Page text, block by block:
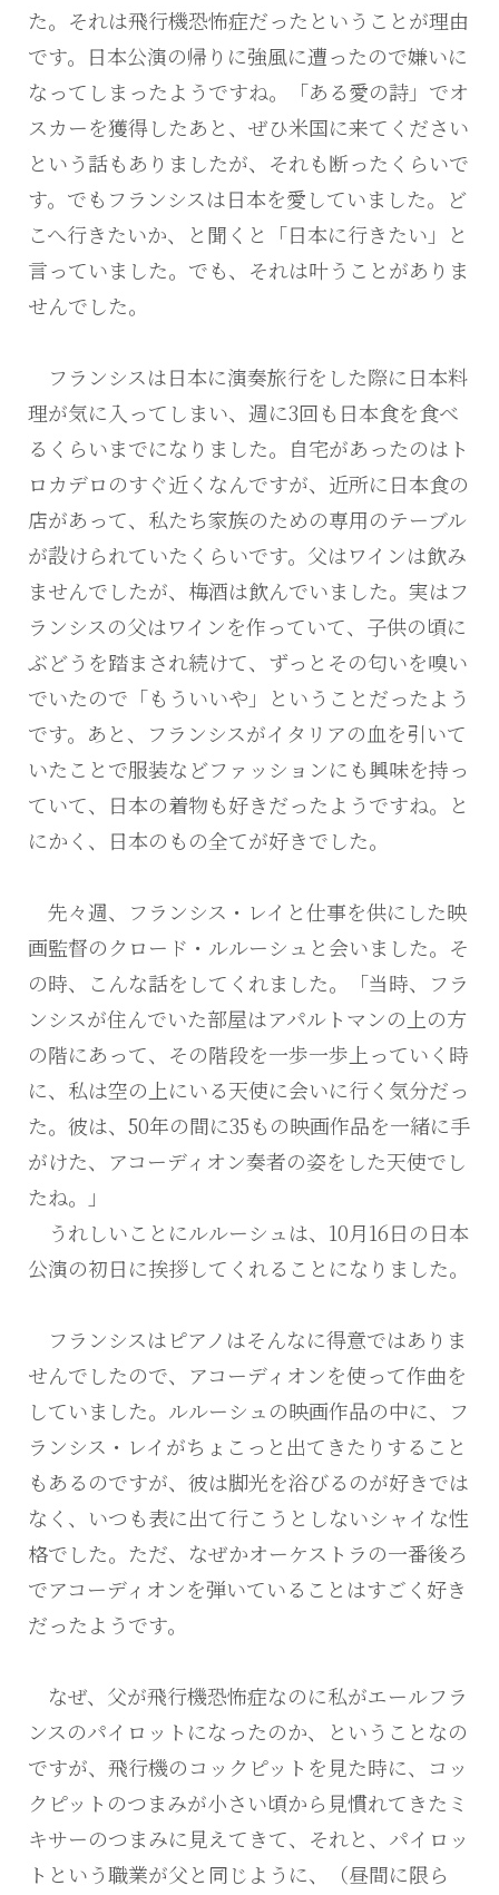
た。それは飛行機恐怖症だったということが理由
です。日本公演の帰りに強風に遭ったので嫌いに
なってしまったようですね。「ある愛の詩」でオ
スカーを獲得したあと、ぜひ米国に来てください
という話もありましたが、それも断ったくらいで
す。でもフランシスは日本を愛していました。ど
こへ行きたいか、と聞くと「日本に行きたい」と
言っていました。でも、それは叶うことがありま
せんでした。
フランシスは日本に演奏旅行をした際に日本料
理が気に入ってしまい、週に3回も日本食を食べ
るくらいまでになりました。自宅があったのはト
ロカデロのすぐ近くなんですが、近所に日本食の
店があって、私たち家族のための専用のテーブル
が設けられていたくらいです。父はワインは飲み
ませんでしたが、梅酒は飲んでいました。実はフ
ランシスの父はワインを作っていて、子供の頃に
ぶどうを踏まされ続けて、ずっとその匂いを嗅い
でいたので「もういいや」ということだったよう
です。あと、フランシスがイタリアの血を引いて
いたことで服装などファッションにも興味を持っ
ていて、日本の着物も好きだったようですね。と
にかく、日本のもの全てが好きでした。
先々週、フランシス・レイと仕事を供にした映
画監督のクロード・ルルーシュと会いました。そ
の時、こんな話をしてくれました。「当時、フラ
ンシスが住んでいた部屋はアパルトマンの上の方
の階にあって、その階段を一歩一歩上っていく時
に、私は空の上にいる天使に会いに行く気分だっ
た。彼は、50年の間に35もの映画作品を一緒に手
がけた、アコーディオン奏者の姿をした天使でし
たね。」
うれしいことにルルーシュは、10月16日の日本
公演の初日に挨拶してくれることになりました。
フランシスはピアノはそんなに得意ではありま
せんでしたので、アコーディオンを使って作曲を
していました。ルルーシュの映画作品の中に、フ
ランシス・レイがちょこっと出てきたりすること
もあるのですが、彼は脚光を浴びるのが好きでは
なく、いつも表に出て行こうとしないシャイな性
格でした。ただ、なぜかオーケストラの一番後ろ
でアコーディオンを弾いていることはすごく好き
だったようです。
なぜ、父が飛行機恐怖症なのに私がエールフラ
ンスのパイロットになったのか、ということなの
ですが、飛行機のコックピットを見た時に、コッ
クピットのつまみが小さい頃から見慣れてきたミ
キサーのつまみに見えてきて、それと、パイロッ
トという職業が父と同じように、（昼間に限ら